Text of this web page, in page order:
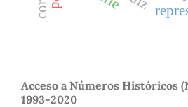
Acceso a Números Históricos
1993-2020